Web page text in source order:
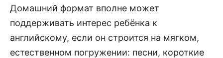
Домашний формат вполне может
поддерживать интерес ребёнка к
английскому, если он строится на мягком,
естественном погружении: песни, короткие